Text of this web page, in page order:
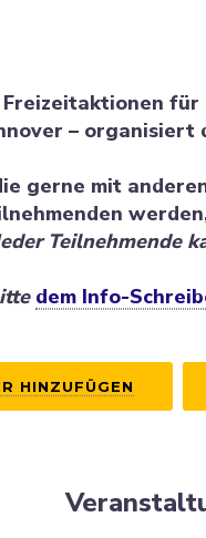
–
gerne mit
Teilneh­mende
dem Info-
HINZU­FÜGEN